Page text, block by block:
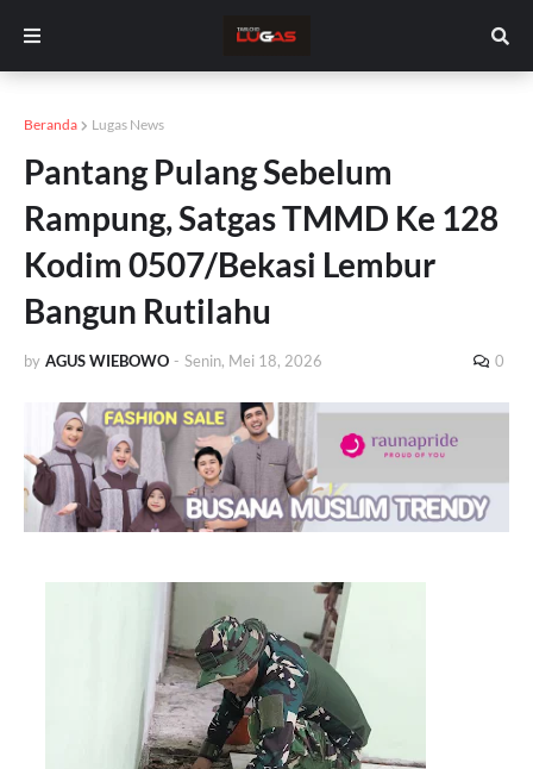
Beranda Lugas News
Pantang Pulang Sebelum
Rampung, Satgas TMMD Ke 128
Kodim 0507/Bekasi Lembur
Bangun Rutilahu
by AGUS WIEBOWO - Senin, Mei 18, 2026 0